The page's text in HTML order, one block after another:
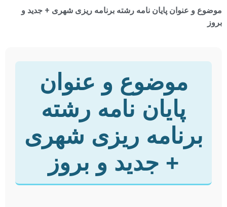
موضوع و عنوان پایان نامه رشته برنامه ریزی شهری + جدید و
بروز
موضوع و عنوان
پایان نامه رشته
برنامه ریزی شهری
+ جدید و بروز